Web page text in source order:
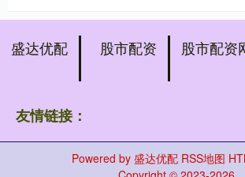
盛达优配 股市配资 股市配资
友情链接：
Powered by 盛达优配 RSS地图